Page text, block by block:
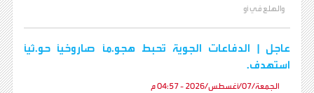
والهلع في أو
عاجل | الدفاعات الجوية تُحبط هجو.مًا صاروخيًا حو.ثيًا
استهدف.
الجمعة/07/أغسطس/2026 - 04:57 م